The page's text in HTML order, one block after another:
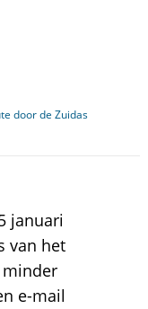
door de Zuidas
januari
van het
e-mail